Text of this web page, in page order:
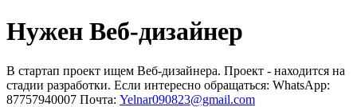
Нужен Веб-дизайнер
В стартап проект ищем Веб-дизайнера. Проект - находится на
стадии разработки. Если интересно обращаться: WhatsApp:
87757940007 Почта: Yelnar090823@gmail.com